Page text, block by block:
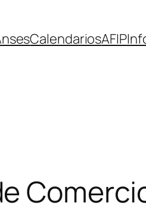
CalendariosAFIP